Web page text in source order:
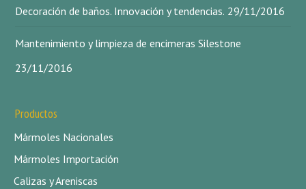
Decoración de baños. Innovación y tendencias. 29/11/2016
Mantenimiento y limpieza de encimeras Silestone
23/11/2016
Productos
Mármoles Nacionales
Mármoles Importación
Calizas y Areniscas